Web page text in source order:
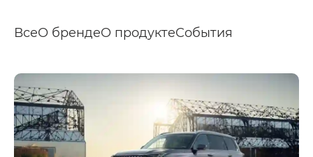
ВсеО брендеО продуктеСобытия